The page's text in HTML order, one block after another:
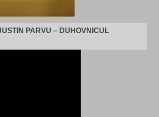
PARVU – DUHOVNICUL